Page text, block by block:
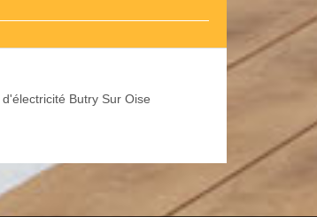
Butry Sur Oise